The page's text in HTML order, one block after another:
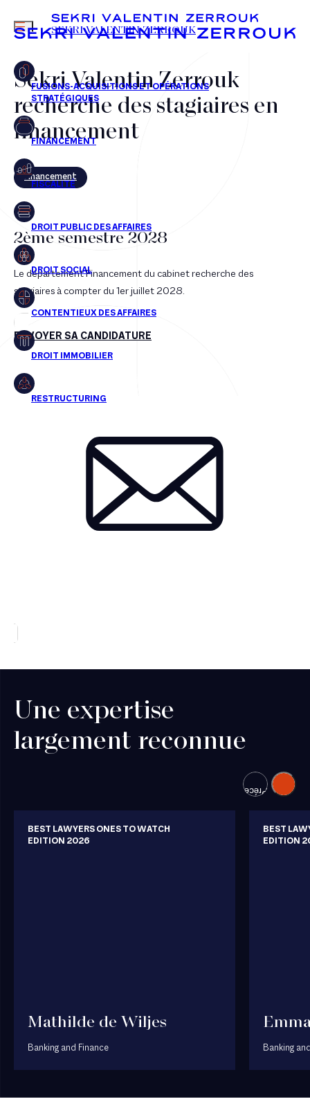
FR EN
MENU SEKRI VALENTIN ZERROUK
Sekri Valentin Zerrouk
recherche des stagiaires en
financement
Financement
2ème semestre 2028
Le département Financement du cabinet recherche des
stagiaires à compter du 1er juillet 2028.
ENVOYER SA CANDIDATURE
Une expertise
largement reconnue
Précédent
Suivant
BEST LAWYERS ONES TO WATCH
EDITION 2026
Mathilde de Wiljes
Banking and Finance
BEST
EDITION
Banking